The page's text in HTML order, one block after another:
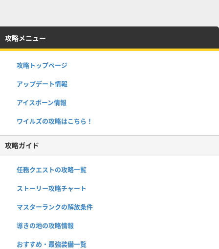
攻略メニュー
攻略トップページ
アップデート情報
アイスボーン情報
ワイルズの攻略はこちら！
攻略ガイド
任務クエストの攻略一覧
ストーリー攻略チャート
マスターランクの解放条件
導きの地の攻略情報
おすすめ・最強装備一覧